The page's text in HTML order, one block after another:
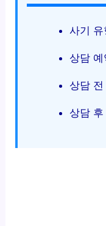
사기 유
상담
상담
상담